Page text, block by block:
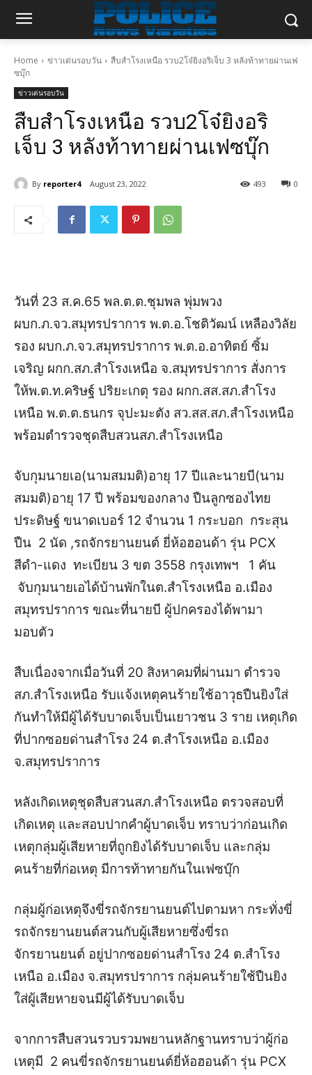
Home ข่าวเด่นรอบวัน
สืบสำโรงเหนือ รวบ2โจ๋ยิงอริเจ็บ 3 หลังท้าทายผ่านเฟ
ซบุ๊ก
ข่าวเด่นรอบวัน
สืบสำโรงเหนือ รวบ2โจ๋ยิงอริ
เจ็บ 3 หลังท้าทายผ่านเฟซบุ๊ก
By reporter4 August 23, 2022 0
493
วันที่ 23 ส.ค.65 พล.ต.ต.ชุมพล พุ่มพวง
ผบก.ภ.จว.สมุทรปราการ พ.ต.อ.โชติวัฒน์ เหลืองวิลัย
รอง ผบก.ภ.จว.สมุทรปราการ พ.ต.อ.อาทิตย์ ซิ้ม
เจริญ ผกก.สภ.สำโรงเหนือ จ.สมุทรปราการ สั่งการ
ให้พ.ต.ท.คริษฐ์ ปริยะเกตุ รอง ผกก.สส.สภ.สำโรง
เหนือ พ.ต.ต.ธนกร จุปะมะตัง สว.สส.สภ.สำโรงเหนือ
พร้อมตำรวจชุดสืบสวนสภ.สำโรงเหนือ
จับกุมนายเอ(นามสมมติ)อายุ 17 ปีและนายบี(นาม
สมมติ)อายุ 17 ปี พร้อมของกลาง ปืนลูกซองไทย
ประดิษฐ์ ขนาดเบอร์ 12 จำนวน 1 กระบอก กระสุน
ปืน 2 นัด ,รถจักรยานยนต์ ยี่ห้อฮอนด้า รุ่น PCX
สีดำ-แดง ทะเบียน 3 ขต 3558 กรุงเทพฯ 1 คัน
จับกุมนายเอได้บ้านพักในต.สำโรงเหนือ อ.เมือง
สมุทรปราการ ขณะที่นายบี ผู้ปกครองได้พามา
มอบตัว
สืบเนื่องจากเมื่อวันที่ 20 สิงหาคมที่ผ่านมา ตำรวจ
สภ.สำโรงเหนือ รับแจ้งเหตุคนร้ายใช้อาวุธปืนยิงใส่
กันทำให้มีผู้ได้รับบาดเจ็บเป็นเยาวชน 3 ราย เหตุเกิด
ที่ปากซอยด่านสำโรง 24 ต.สำโรงเหนือ อ.เมือง
จ.สมุทรปราการ
หลังเกิดเหตุชุดสืบสวนสภ.สำโรงเหนือ ตรวจสอบที่
เกิดเหตุ และสอบปากคำผู้บาดเจ็บ ทราบว่าก่อนเกิด
เหตุกลุ่มผู้เสียหายที่ถูกยิงได้รับบาดเจ็บ และกลุ่ม
คนร้ายที่ก่อเหตุ มีการท้าทายกันในเฟซบุ๊ก
กลุ่มผู้ก่อเหตุจึงขี่รถจักรยานยนต์ไปตามหา กระทั่งขี่
รถจักรยานยนต์สวนกับผู้เสียหายซึ่งขี่รถ
จักรยานยนต์ อยู่ปากซอยด่านสำโรง 24 ต.สำโรง
เหนือ อ.เมือง จ.สมุทรปราการ กลุ่มคนร้ายใช้ปืนยิง
ใส่ผู้เสียหายจนมีผู้ได้รับบาดเจ็บ
จากการสืบสวนรวบรวมพยานหลักฐานทราบว่าผู้ก่อ
เหตุมี 2 คนขี่รถจักรยานยนต์ยี่ห้อฮอนด้า รุ่น PCX